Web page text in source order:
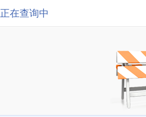
正在查询中